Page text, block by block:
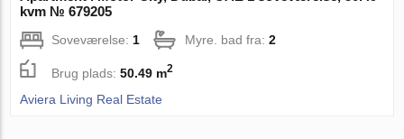
kvm № 679205
Soveværelse:1 Myre. bad fra:2
Brug plads:50.49 m2
Aviera Living Real Estate